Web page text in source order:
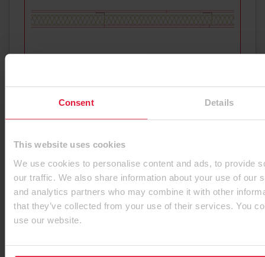
Consent Details
This website uses cookies
We use cookies to personalise content and ads, to provide
our traffic. We also share information about your use of our
and analytics partners who may combine it with other
that they’ve collected from your use of their services. You
use our website.
Feuerwiderstand: EI30
Anwendung: Nicht tragende Trennwand mit
Ergo Board auf Metallständer 75/70
Wärmedämmung: Mineralwolle 40 kg/m³
Details zur Konstruktion